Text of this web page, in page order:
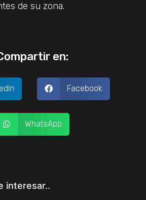
de su zona.
en:
Facebook
WhatsApp
interesar..